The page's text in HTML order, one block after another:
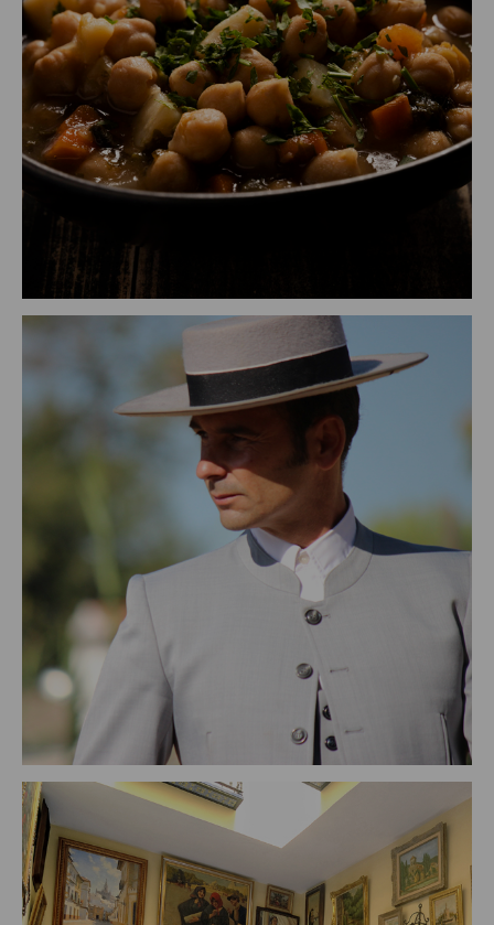
MEDITERRÁNEA DE GUISOS
SOMBREROS ANTONIO GARCÍA